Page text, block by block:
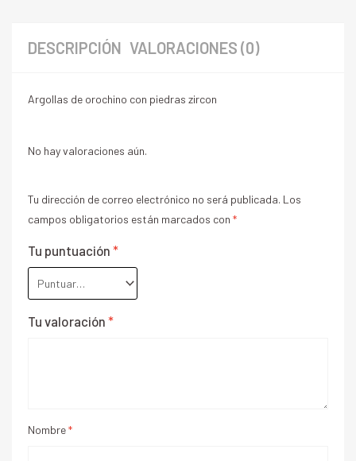
DESCRIPCIÓN VALORACIONES (0)
Argollas de orochino con piedras zircon
No hay valoraciones aún.
Tu dirección de correo electrónico no será publicada. Los
campos obligatorios están marcados con *
Tu puntuación *
Tu valoración *
Nombre*